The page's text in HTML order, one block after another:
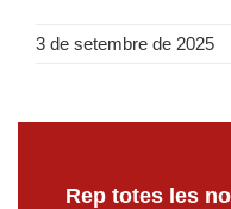
3 de setembre de 2025
Rep totes les